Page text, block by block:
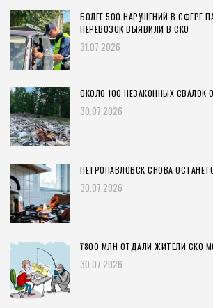
БОЛЕЕ 500 НАРУШЕНИЙ В СФЕРЕ
ПЕРЕВОЗОК ВЫЯВИЛИ В СКО
31.07.2026
ОКОЛО 100 НЕЗАКОННЫХ СВАЛОК
30.07.2026
ПЕТРОПАВЛОВСК СНОВА
30.07.2026
₸800 МЛН ОТДАЛИ ЖИТЕЛИ СКО
30.07.2026